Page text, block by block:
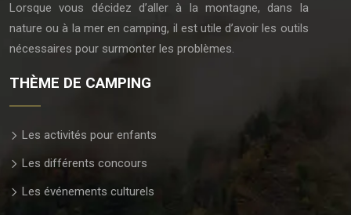
Lorsque vous décidez d’aller à la montagne, dans la
nature ou à la mer en camping, il est utile d’avoir les outils
nécessaires pour surmonter les problèmes.
THÈME DE CAMPING
Les activités pour enfants
Les différents concours
Les événements culturels